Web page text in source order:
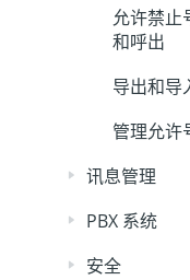
允许禁止
和呼出
导出和导
管理允许
讯息管理
PBX 系统
安全